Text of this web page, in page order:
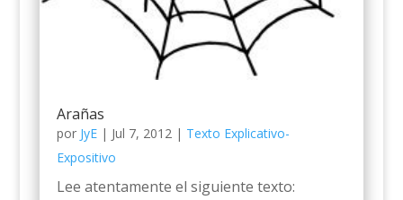
Arañas
por JyE| Jul 7, 2012| Texto Explicativo-
Expositivo
Lee atentamente el siguiente texto: